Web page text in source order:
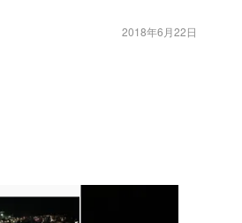
2018年6月22日